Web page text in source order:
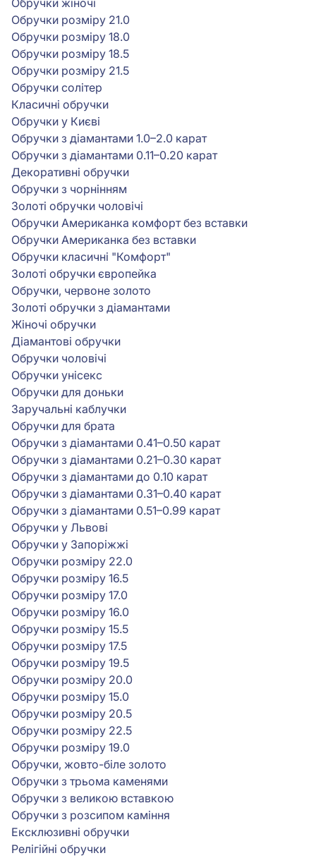
Обручки жіночі
Обручки розміру 21.0
Обручки розміру 18.0
Обручки розміру 18.5
Обручки розміру 21.5
Обручки солітер
Класичні обручки
Обручки у Києві
Обручки з діамантами 1.0–2.0 карат
Обручки з діамантами 0.11–0.20 карат
Декоративні обручки
Обручки з чорнінням
Золоті обручки чоловічі
Обручки Американка комфорт без вставки
Обручки Американка без вставки
Обручки класичні "Комфорт"
Золоті обручки європейка
Обручки, червоне золото
Золоті обручки з діамантами
Жіночі обручки
Діамантові обручки
Обручки чоловічі
Обручки унісекс
Обручки для доньки
Заручальні каблучки
Обручки для брата
Обручки з діамантами 0.41–0.50 карат
Обручки з діамантами 0.21–0.30 карат
Обручки з діамантами до 0.10 карат
Обручки з діамантами 0.31–0.40 карат
Обручки з діамантами 0.51–0.99 карат
Обручки у Львові
Обручки у Запоріжжі
Обручки розміру 22.0
Обручки розміру 16.5
Обручки розміру 17.0
Обручки розміру 16.0
Обручки розміру 15.5
Обручки розміру 17.5
Обручки розміру 19.5
Обручки розміру 20.0
Обручки розміру 15.0
Обручки розміру 20.5
Обручки розміру 22.5
Обручки розміру 19.0
Обручки, жовто-біле золото
Обручки з трьома каменями
Обручки з великою вставкою
Обручки з розсипом каміння
Ексклюзивні обручки
Релігійні обручки